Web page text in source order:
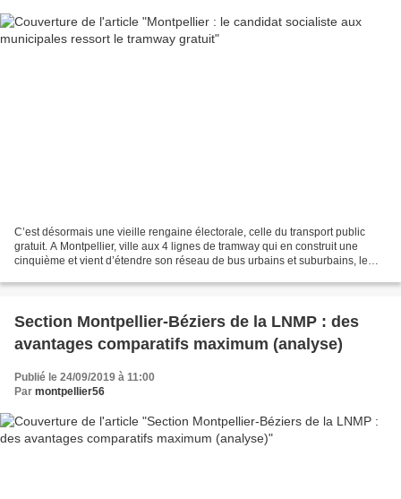
C’est désormais une vieille rengaine électorale, celle du transport public
gratuit. A Montpellier, ville aux 4 lignes de tramway qui en construit une
cinquième et vient d’étendre son réseau de bus urbains et suburbains, le
Section Montpellier-Béziers de la LNMP : des
avantages comparatifs maximum (analyse)
Publié le 24/09/2019 à 11:00
Par montpellier56